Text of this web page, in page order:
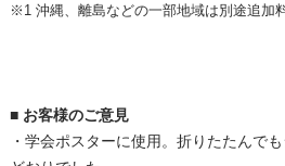
※1 沖縄、離島などの一部地域は別途追加
■ お客様のご意見
・学会ポスターに使用。折りたたんで
64,240円(税5,840円)